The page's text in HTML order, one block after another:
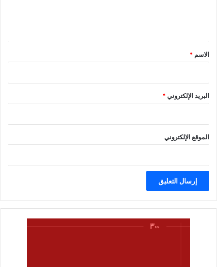
*
الاسم *
البريد الإلكتروني*
الموقع الإلكتروني